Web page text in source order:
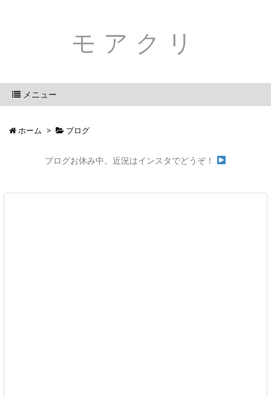
モアクリ
メニュー
ホーム > ブログ
ブログお休み中。近況はインスタでどうぞ！